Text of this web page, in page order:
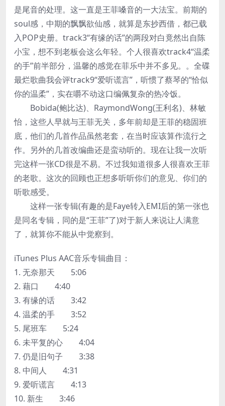
是尾音的处理。这一直是王菲嗓音的一大法宝。前期的
soul感，中期的飘飘欲仙感，就算是东抄西借，都已载
入POP史册。track3“有缘的话”的两段对白竟然出自陈
小宝，想不到老板会这么年轻。个人很喜欢track4“温柔
的手”前半部分，温馨的感觉在菲乐中并不多见。。全碟
最烂歌曲我会评track9“爱听谎言”，听惯了蔡琴的“恰似
你的温柔”，实在嚼不动这口编佩复杂的热冷饭。
Bobida(鲍比达)、RaymondWong(王利名)、林敏
怡，这些人早就与王菲无关，多年前却是王菲的稳固班
底，他们的几首作品虽然老套，在当时应该算作流行之
作。另外的几首改编曲还是蛮动听的。现在让我一次听
完这样一张CD很是不易。不过我知道很多人很喜欢王菲
的老歌。这次的回顾也正想多听听你们的意见、你们的
听歌感受。
这样一张专辑(有趣的是Faye转入EMI后的第一张也
是同名专辑，同的是“王菲”了)对于新人来说让人满意
了，就算你不能从中觉察到。
iTunes Plus AAC音乐专辑曲目：
1. 无奈那天 5:06
2. 藉口 4:40
3. 有缘的话 3:42
4. 温柔的手 3:52
5. 尾班车 5:24
6. 未平复的心 4:04
7. 仍是旧句子 3:38
8. 中间人 4:31
9. 爱听谎言 4:13
10. 新生 3:46